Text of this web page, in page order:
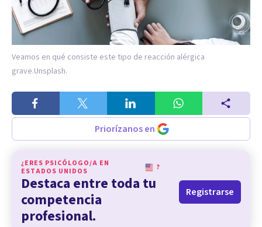
Veamos en qué consiste este tipo de reacción alérgica
grave.Unsplash.
Priorízanos en
¿ERES PSICÓLOGO/A EN
ESTADOS UNIDOS
?
Destaca entre toda tu
competencia
profesional.
Registrarse